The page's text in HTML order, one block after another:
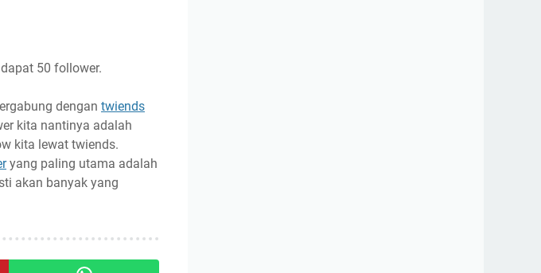
50 follower.
dengan twiends
kita nantinya adalah
kita lewat twiends.
yang paling utama adalah
akan banyak yang